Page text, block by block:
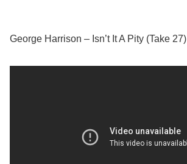
George Harrison – Isn’t It A Pity (Take 27)